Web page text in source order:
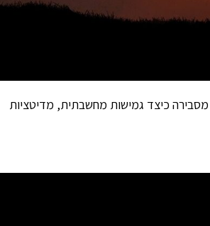
כיצד גמישות מחשבתית, מדיטציות